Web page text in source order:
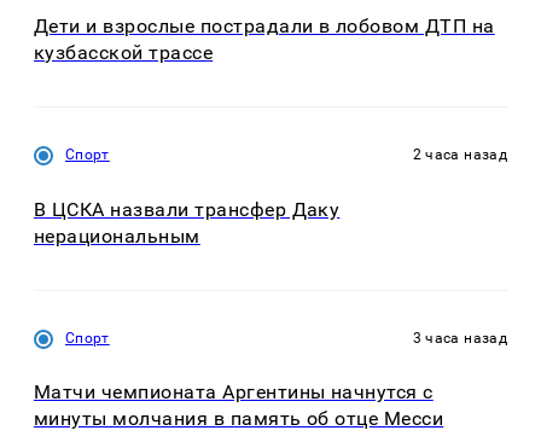
Дети и взрослые пострадали в лобовом ДТП на
кузбасской трассе
Спорт 2 часа назад
В ЦСКА назвали трансфер Даку
нерациональным
Спорт 3 часа назад
Матчи чемпионата Аргентины начнутся с
минуты молчания в память об отце Месси